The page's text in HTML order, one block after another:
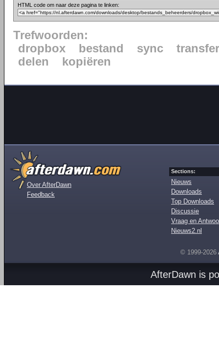
HTML code om naar deze pagina te linken:
Trefwoorden:
dropbox
bestand sync
transfer
delen
kopiëren
Over AfterDawn
Feedback
Sections:
Nieuws
Downloads
Top Downloads
Discussie
Vraag en
Nieuws2.nl
© 1999-2026
AfterDawn is